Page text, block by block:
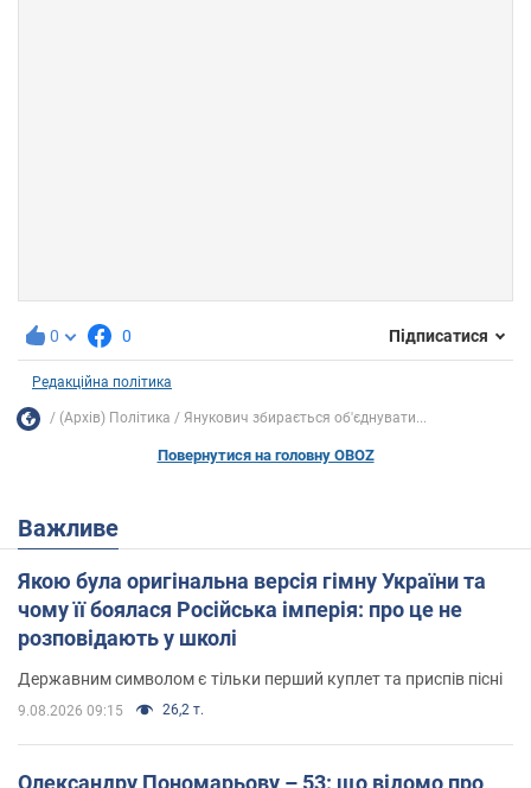
0 0 Підписатися
Редакційна політика
(Архів) Політика Янукович збирається об'єднувати...
Повернутися на головну OBOZ
Важливе
Якою була оригінальна версія гімну України та
чому її боялася Російська імперія: про це не
розповідають у школі
Державним символом є тільки перший куплет та приспів пісні
9.08.2026 09:15 26,2 т.
Олександру Пономарьову – 53: що відомо про